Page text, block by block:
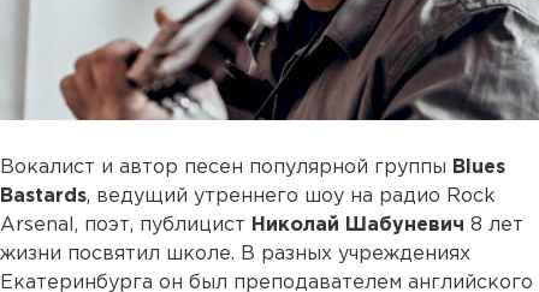
Вокалист и автор песен популярной группы Blues
Bastards, ведущий утреннего шоу на радио Rock
Arsenal, поэт, публицист Николай Шабуневич 8 лет
жизни посвятил школе. В разных учреждениях
Екатеринбурга он был преподавателем английского